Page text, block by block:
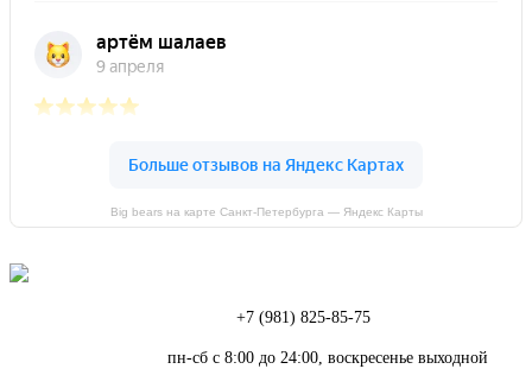
Big bears на карте Санкт‑Петербурга — Яндекс Карты
+7 (981) 825-85-75
пн-сб с 8:00 до 24:00, воскресенье выходной